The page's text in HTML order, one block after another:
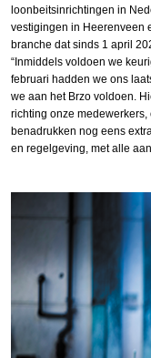
loonbeitsinrichtingen in
vestigingen in Heerenveen
branche dat sinds 1 april
“Inmiddels voldoen we
februari hadden we ons
we aan het Brzo voldoen.
richting onze
benadrukken nog eens
en regelgeving, met alle